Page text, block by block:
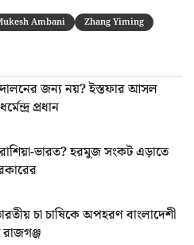
Ambani Zhang Yiming
জন্য নয়? ইস্তফার আসল
প্রধান
ভারত? হরমুজ সংকট এড়াতে
চা চাষিকে অপহরণ বাংলাদেশী
রাজগঞ্জ